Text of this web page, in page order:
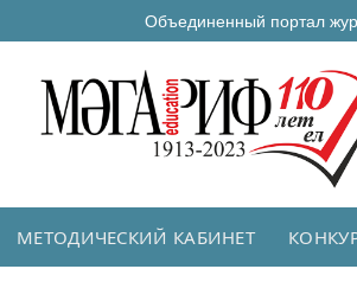
Объединенный портал
МЕТОДИЧЕСКИЙ КАБИНЕТ